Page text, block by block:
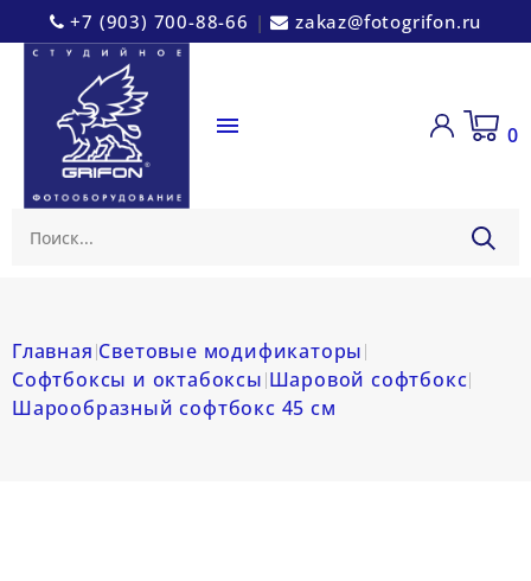
+7 (903) 700-88-66 | zakaz@fotogrifon.ru
 0
Главная Световые модификаторы
Софтбоксы и октабоксы Шаровой софтбокс
Шарообразный софтбокс 45 см